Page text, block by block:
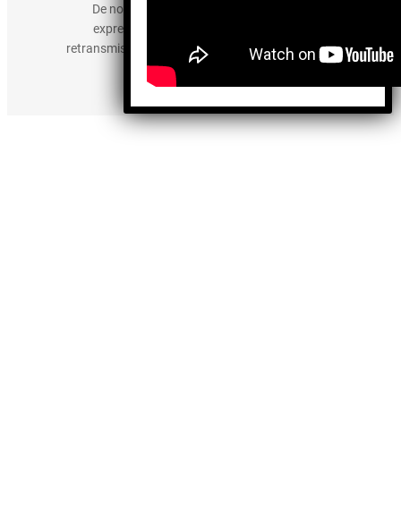
De no existir previa autorización, queda
expresamente prohibida la publicación,
retransmisión, edición y cualquier otro uso de los
contenidos.